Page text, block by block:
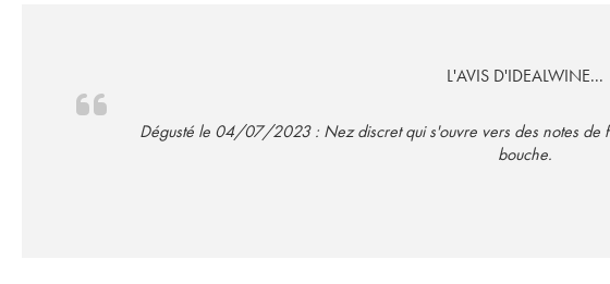
L'AVIS D'IDEALWINE...
Dégusté le 04/07/2023 : Nez discret qui s'ouvre vers des notes de
bouche.